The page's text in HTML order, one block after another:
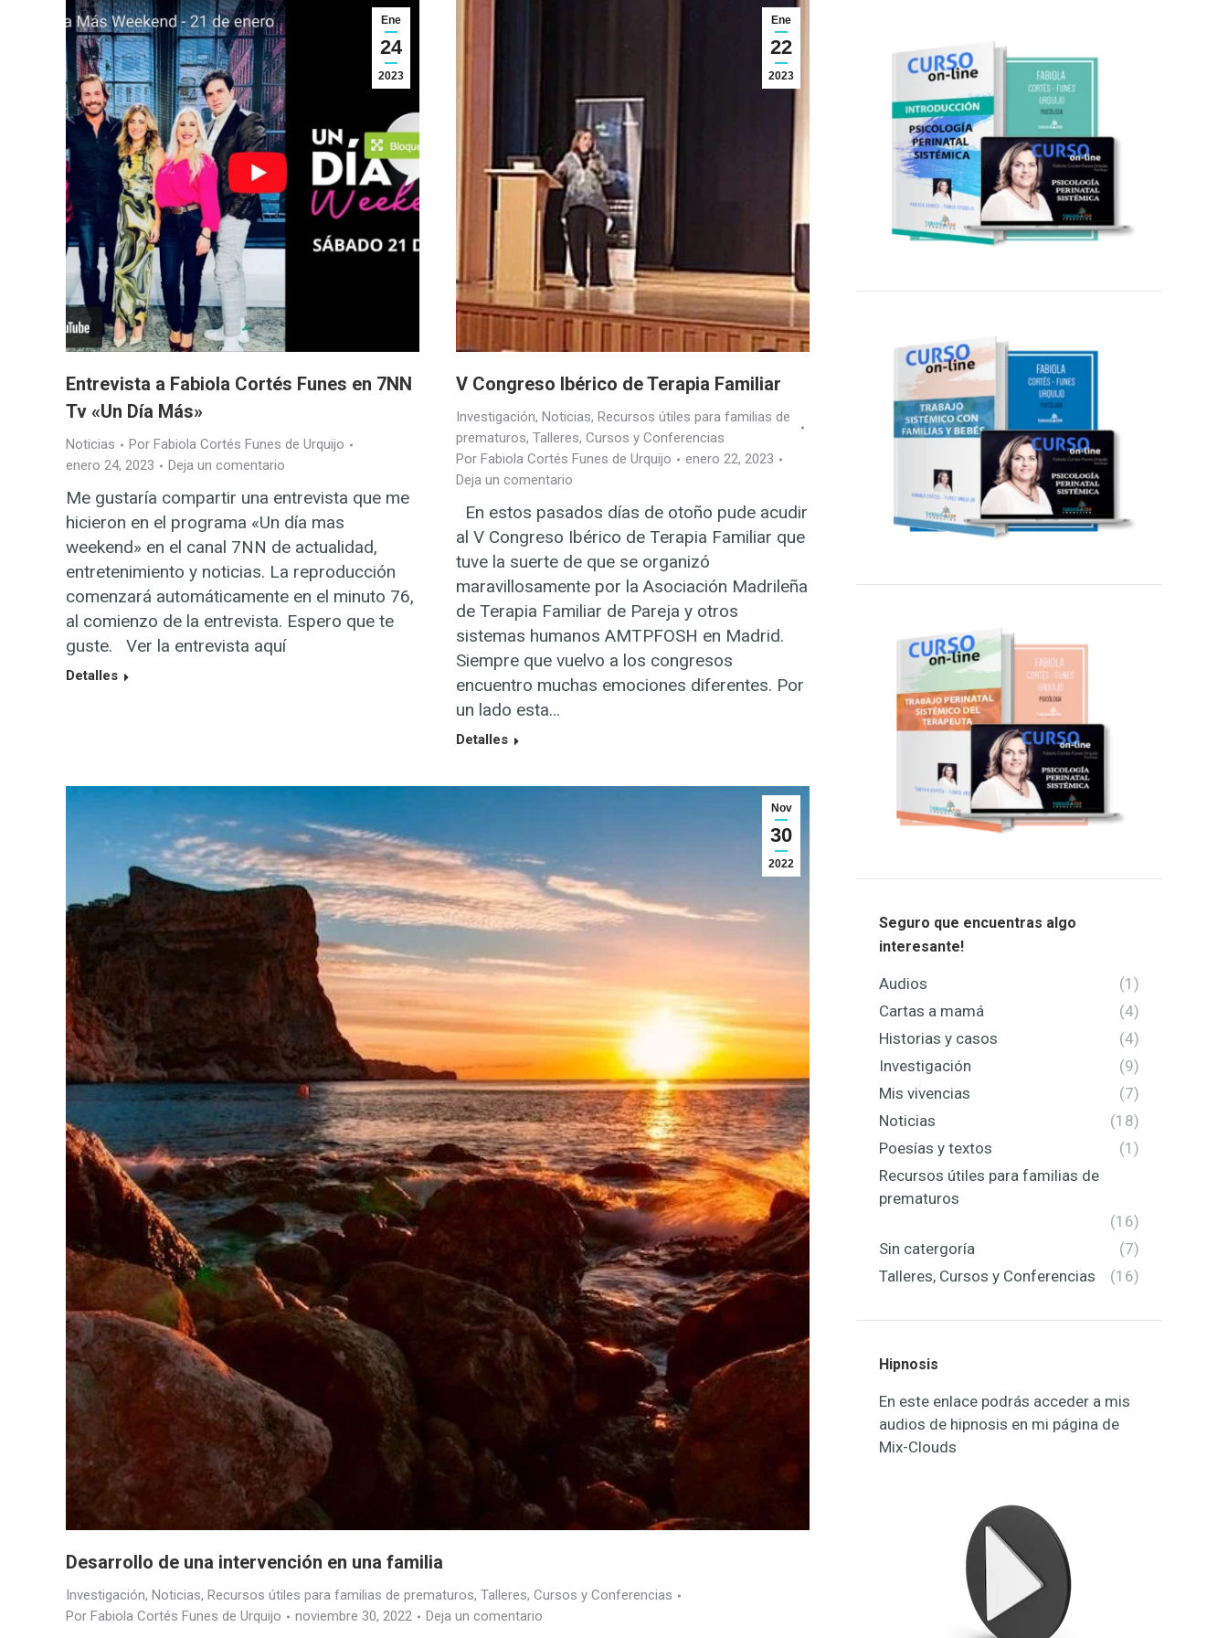
Ene
24
2023
Entrevista a Fabiola Cortés Funes en 7NN
Tv «Un Día Más»
Noticias Por Fabiola Cortés Funes de Urquijo
enero 24, 2023
Deja un comentario
Me gustaría compartir una entrevista que me
hicieron en el programa «Un día mas
weekend» en el canal 7NN de actualidad,
entretenimiento y noticias. La reproducción
comenzará automáticamente en el minuto 76,
al comienzo de la entrevista. Espero que te
guste. Ver la entrevista aquí
Detalles
Ene
22
2023
V Congreso Ibérico de Terapia Familiar
Investigación, Noticias, Recursos útiles para familias de
prematuros, Talleres, Cursos y Conferencias
Por Fabiola Cortés Funes de Urquijo
enero 22, 2023
Deja un comentario
En estos pasados días de otoño pude acudir
al V Congreso Ibérico de Terapia Familiar que
tuve la suerte de que se organizó
maravillosamente por la Asociación Madrileña
de Terapia Familiar de Pareja y otros
sistemas humanos AMTPFOSH en Madrid.
Siempre que vuelvo a los congresos
encuentro muchas emociones diferentes. Por
un lado esta…
Detalles
Nov
30
2022
Desarrollo de una intervención en una familia
Investigación, Noticias, Recursos útiles para familias de prematuros, Talleres, Cursos y Conferencias
Por Fabiola Cortés Funes de Urquijo noviembre 30, 2022 Deja un comentario
Seguro que encuentras algo
interesante!
Audios
(1)
Cartas a mamá
(4)
Historias y casos
(4)
Investigación
(9)
Mis vivencias
(7)
Noticias
(18)
Poesías y textos
(1)
Recursos útiles para familias de
prematuros
(16)
Sin catergoría
(7)
Talleres, Cursos y Conferencias
(16)
Hipnosis
En este enlace podrás acceder a mis
audios de hipnosis en mi página de
Mix-Clouds